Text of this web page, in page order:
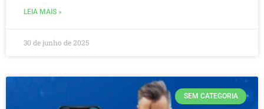
LEIA MAIS »
30 de junho de 2025
SEM CATEGORIA